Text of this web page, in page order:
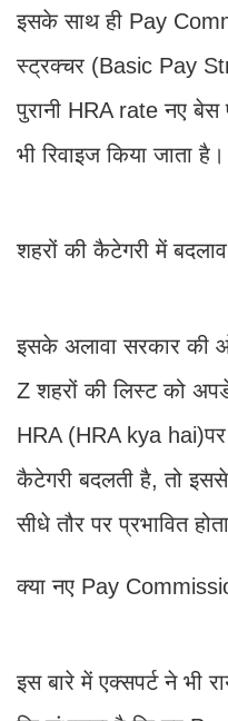
इसके साथ ही Pay
स्ट्रक्चर (Basic Pay
पुरानी HRA rate नए बेस
भी रिवाइज किया जाता है।
शहरों की कैटेगरी में बदलाव
इसके अलावा सरकार
Z शहरों की लिस्ट को
HRA (HRA kya
कैटेगरी बदलती है, तो
सीधे तौर पर प्रभावित
क्या नए Pay
इस बारे में एक्सपर्ट ने भी